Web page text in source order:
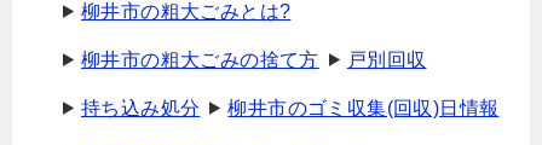
柳井市の粗大ごみとは?
柳井市の粗大ごみの捨て方 戸別回収
持ち込み処分 柳井市のゴミ収集(回収)日情報